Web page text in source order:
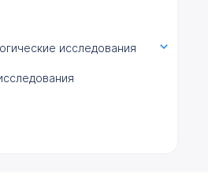
исследования